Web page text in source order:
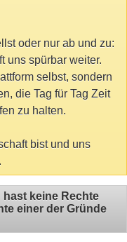
oder nur ab und zu:
uns spürbar weiter.
selbst, sondern
die Tag für Tag Zeit
zu halten.
bist und uns
keine Rechte
einer der Gründe